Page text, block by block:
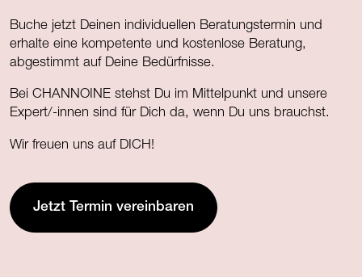
Buche jetzt Deinen individuellen Beratungstermin und
erhalte eine kompetente und kostenlose Beratung,
abgestimmt auf Deine Bedürfnisse.
Bei CHANNOINE stehst Du im Mittelpunkt und unsere
Expert/-innen sind für Dich da, wenn Du uns brauchst.
Wir freuen uns auf DICH!
Jetzt Termin vereinbaren